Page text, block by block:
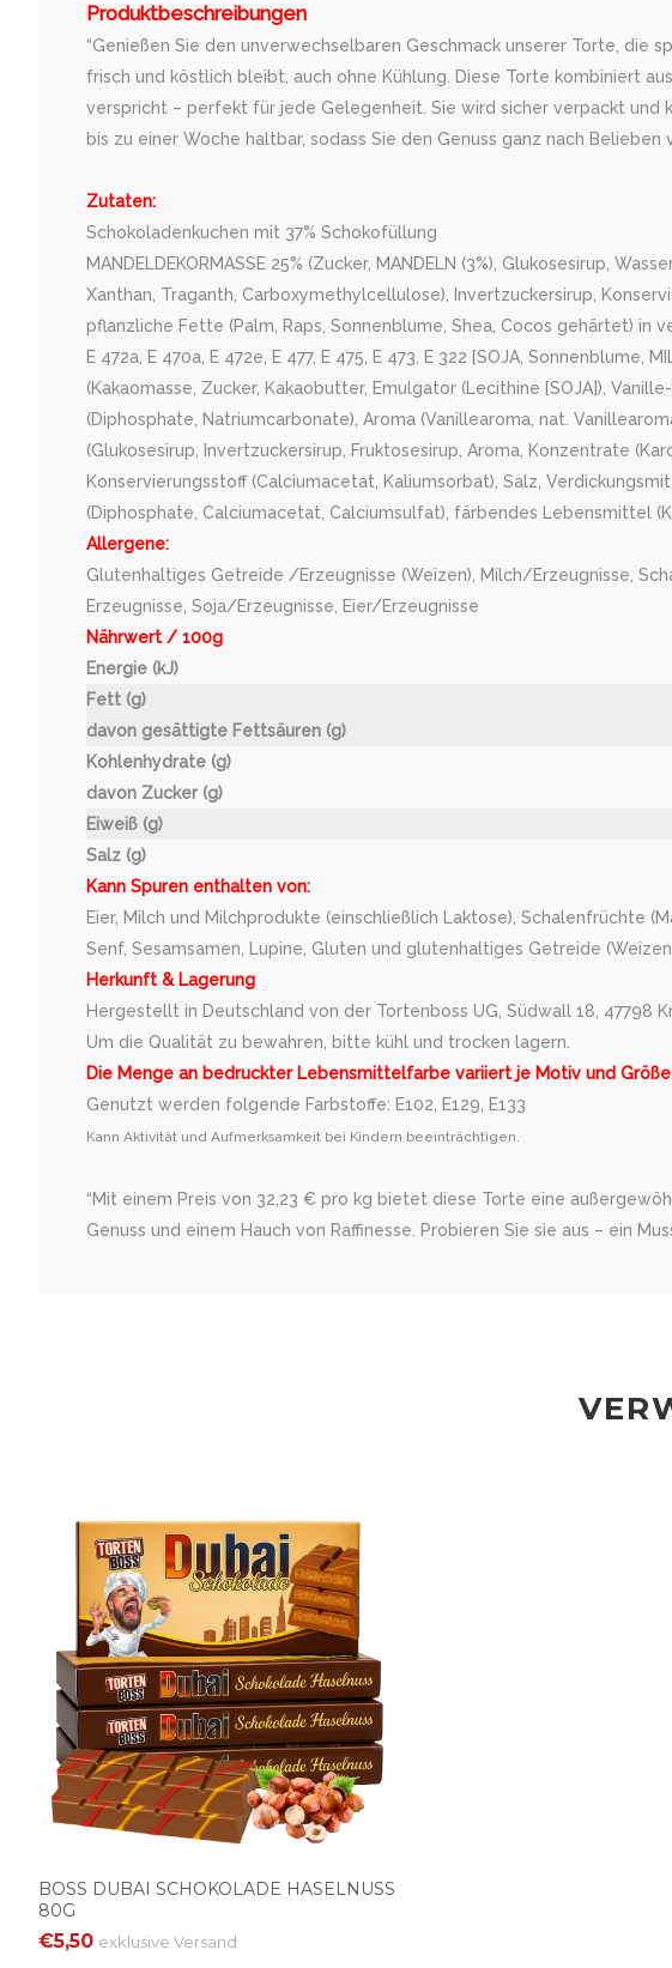
Produktbeschreibungen
“Genießen Sie den unverwechselbaren Geschmack unserer Torte,
frisch und köstlich bleibt, auch ohne Kühlung. Diese Torte kombiniert
verspricht – perfekt für jede Gelegenheit. Sie wird sicher verpackt und
bis zu einer Woche haltbar, sodass Sie den Genuss ganz nach Belieben
Zutaten:
Schokoladenkuchen mit 37% Schokofüllung
MANDELDEKORMASSE 25% (Zucker, MANDELN (3%), Glukosesirup,
Xanthan, Traganth, Carboxymethylcellulose), Invertzuckersirup,
pflanzliche Fette (Palm, Raps, Sonnenblume, Shea, Cocos gehärtet) in
E 472a, E 470a, E 472e, E 477, E 475, E 473, E 322 [SOJA,
(Kakaomasse, Zucker, Kakaobutter, Emulgator (Lecithine [SOJA]),
(Diphosphate, Natriumcarbonate), Aroma (Vanillearoma, nat.
(Glukosesirup, Invertzuckersirup, Fruktosesirup, Aroma, Konzentrate
Konservierungsstoff (Calciumacetat, Kaliumsorbat), Salz,
(Diphosphate, Calciumacetat, Calciumsulfat), färbendes Lebensmittel
Allergene:
Glutenhaltiges Getreide /Erzeugnisse (Weizen), Milch/Erzeugnisse,
Erzeugnisse, Soja/Erzeugnisse, Eier/Erzeugnisse
Nährwert / 100g
Energie (kJ)
Fett (g)
davon gesättigte Fettsäuren (g)
Kohlenhydrate (g)
davon Zucker (g)
Eiweiß (g)
Salz (g)
Kann Spuren enthalten von:
Eier, Milch und Milchprodukte (einschließlich Laktose), Schalenfrüchte
Senf, Sesamsamen, Lupine, Gluten und glutenhaltiges Getreide
Herkunft & Lagerung
Hergestellt in Deutschland von der Tortenboss UG, Südwall 18, 47798
Um die Qualität zu bewahren, bitte kühl und trocken lagern.
Die Menge an bedruckter Lebensmittelfarbe variiert je Motiv und Größe
Genutzt werden folgende Farbstoffe: E102, E129, E133
Kann Aktivität und Aufmerksamkeit bei Kindern beeinträchtigen.
“Mit einem Preis von 32,23 € pro kg bietet diese Torte eine
Genuss und einem Hauch von Raffinesse. Probieren Sie sie aus – ein
BOSS DUBAI SCHOKOLADE HASELNUSS
80G
€5,50 exklusive Versand